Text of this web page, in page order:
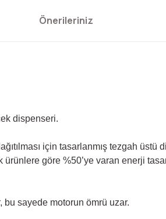
Önerileriniz
dispenseri.
için tasarlanmış tezgah üstü
göre %50’ye varan enerji
sayede motorun ömrü uzar.